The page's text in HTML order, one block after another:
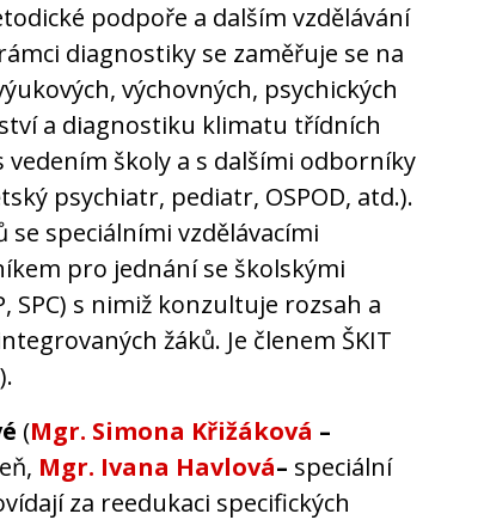
podpoře a dalším vzdělávání
diagnostiky se zaměřuje se na
výchovných, psychických
a diagnostiku klimatu třídních
školy a s dalšími odborníky
psychiatr, pediatr, OSPOD, atd.).
speciálními vzdělávacími
pro jednání se školskými
SPC) s nimiž konzultuje rozsah a
žáků. Je členem ŠKIT
(Mgr. Simona Křižáková –
Mgr. Ivana Havlová– speciální
za reedukaci specifických